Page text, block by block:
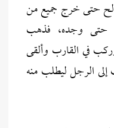
حتى خرج جميع من
حتى وجده، فذهب
في القارب وألقى
إلى الرجل ليطلب منه